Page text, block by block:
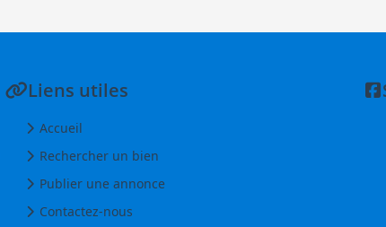
Liens utiles
Accueil
Rechercher un bien
Publier une annonce
Contactez-nous